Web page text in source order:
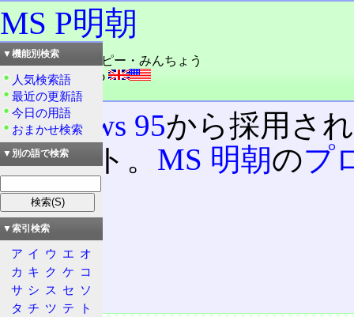
MS P明朝
読み：エムエス・ピー・みんちょう
外語：MS PMincho
品詞：固有名詞
Windows 95から採用さ
フォント。 MS 明朝のプ
ある。
目次
概要
仕様
▼機能別検索
人気検索語
最近の更新語
今日の用語
おまかせ検索
▼別の語で検索
▼索引検索
ア イ ウ エ オ
カ キ ク ケ コ
サ シ ス セ ソ
タ チ ツ テ
ト